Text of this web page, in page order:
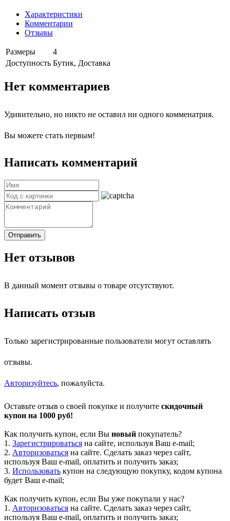
Характеристики
Комментарии
Отзывы
Размеры
4
Доступность Бутик, Доставка
Нет комментариев
Удивительно, но никто не оставил ни одного комменатрия.
Вы можете стать первым!
Написать комментарий
Отправить
Нет отзывов
В данный момент отзывы о товаре отсутствуют.
Написать отзыв
Только зарегистрированные пользователи могут оставлять
отзывы.
Авторизуйтесь, пожалуйста.
Оставьте отзыв о своей покупке и получите скидочный
купон на 1000 руб!
Как получить купон, если Вы новый покупатель?
1. Зарегистрироваться на сайте, используя Ваш e-mail;
2. Авторизоваться на сайте. Сделать заказ через сайт,
используя Ваш e-mail, оплатить и получить заказ;
3. Использовать купон на следующую покупку, кодом купона
будет Ваш e-mail;
Как получить купон, если Вы уже покупали у нас?
1. Авторизоваться на сайте. Сделать заказ через сайт,
используя Ваш e-mail, оплатить и получить заказ;